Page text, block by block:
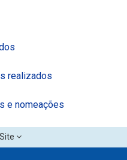
realizados
e nomeações